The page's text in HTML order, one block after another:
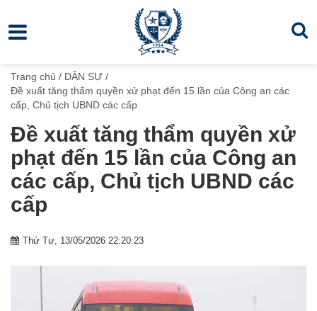
Trang chủ / DÂN SỰ /
Đề xuất tăng thẩm quyền xử phạt đến 15 lần của Công an các
cấp, Chủ tịch UBND các cấp
Đề xuất tăng thẩm quyền xử
phạt đến 15 lần của Công an
các cấp, Chủ tịch UBND các
cấp
Thứ Tư, 13/05/2026 22:20:23